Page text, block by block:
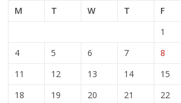
M
T W T F
1
4
5 6 7 8
11
12 13 14 15
18
19 20 21 22